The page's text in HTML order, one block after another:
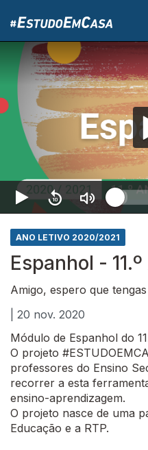
ANO LETIVO 2020/2021
Espanhol -
Amigo, espero que
| 20 nov. 2020
Módulo de Espanhol do
O projeto
professores do Ensino
recorrer a esta
ensino-aprendizagem.
O projeto nasce de uma
Educação e a RTP.